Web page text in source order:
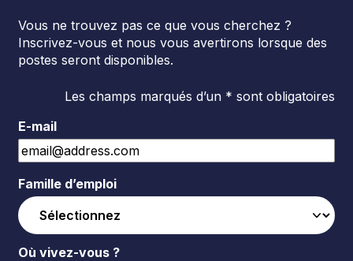
Vous ne trouvez pas ce que vous cherchez ?
Inscrivez-vous et nous vous avertirons lorsque des
postes seront disponibles.
Les champs marqués d’un * sont obligatoires
E-mail
Famille d’emploi
Où vivez-vous ?